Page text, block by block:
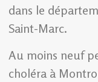
dans le
Saint-Marc.
Au moins neuf
choléra à